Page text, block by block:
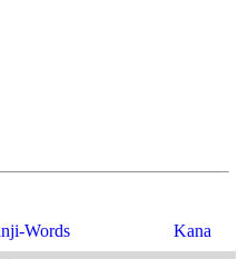
Words Kana